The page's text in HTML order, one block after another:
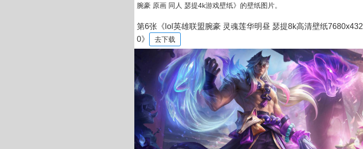
腕豪 原画 同人 瑟提4k游戏壁纸》的壁纸图片。
第6张《lol英雄联盟腕豪 灵魂莲华明昼 瑟提8k高清壁纸7680x432
0》
去下载